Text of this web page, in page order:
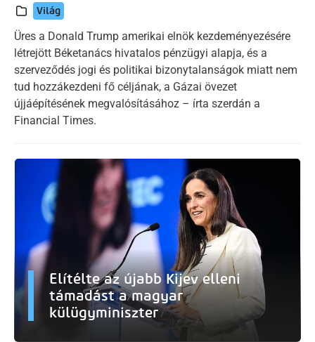
Világ
Üres a Donald Trump amerikai elnök kezdeményezésére
létrejött Béketanács hivatalos pénzügyi alapja, és a
szerveződés jogi és politikai bizonytalanságok miatt nem
tud hozzákezdeni fő céljának, a Gázai övezet
újjáépítésének megvalósításához – írta szerdán a
Financial Times.
Elítélte az újabb Kijev elleni
támadást a magyar
külügyminiszter